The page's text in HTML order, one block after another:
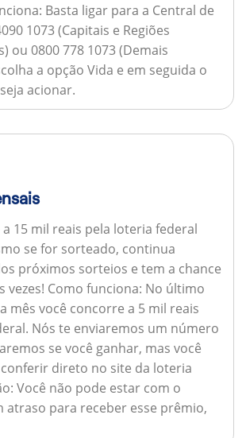
Basta ligar para a Central de
1073 (Capitais e Regiões
ou 0800 778 1073 (Demais
a opção Vida e em seguida o
acionar.
15 mil reais pela loteria federal
se for sorteado, continua
próximos sorteios e tem a chance
vezes! Como funciona: No último
mês você concorre a 5 mil reais
Nós te enviaremos um número
se você ganhar, mas você
direto no site da loteria
Você não pode estar com o
atraso para receber esse prêmio,